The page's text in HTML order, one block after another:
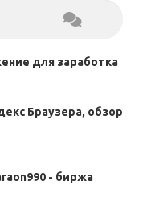
для заработка
Браузера, обзор
- биржа